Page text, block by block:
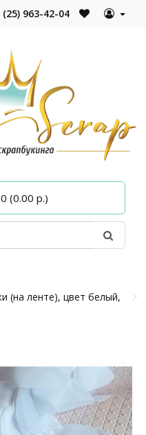
(25) 963-42-04
(0.00 р.)
(на ленте), цвет белый,